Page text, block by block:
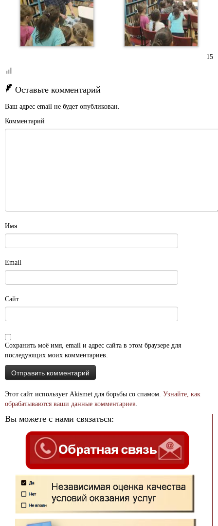
15
Оставьте комментарий
Ваш адрес email не будет опубликован.
Комментарий
Имя
Email
Сайт
Сохранить моё имя, email и адрес сайта в этом браузере для
последующих моих комментариев.
Этот сайт использует Akismet для борьбы со спамом. Узнайте, как
обрабатываются ваши данные комментариев.
Вы можете с нами связаться: